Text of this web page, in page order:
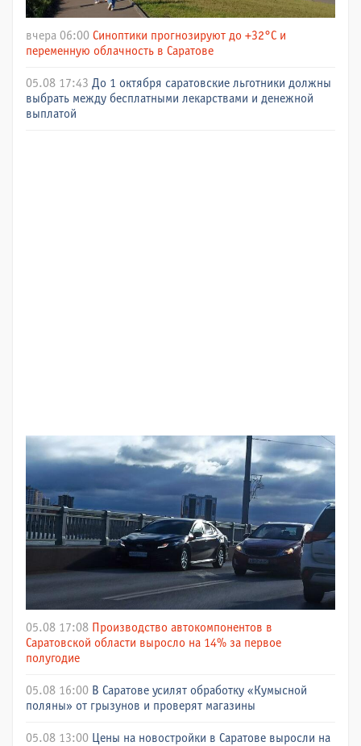
вчера 06:00 Синоптики прогнозируют до +32°C и
переменную облачность в Саратове
05.08 17:43 До 1 октября саратовские льготники должны
выбрать между бесплатными лекарствами и денежной
выплатой
05.08 17:08 Производство автокомпонентов в
Саратовской области выросло на 14% за первое
полугодие
05.08 16:00 В Саратове усилят обработку «Кумысной
поляны» от грызунов и проверят магазины
05.08 13:00
Цены на новостройки в Саратове выросли на